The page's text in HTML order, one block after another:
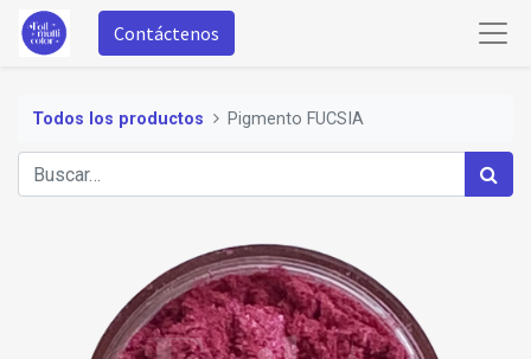
Contáctenos
Todos los productos Pigmento FUCSIA